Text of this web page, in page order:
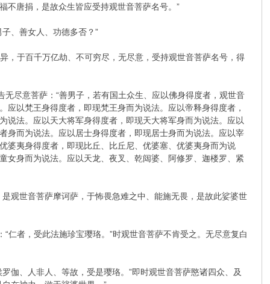
不唐捐，是故众生皆应受持观世音菩萨名号。”
、善女人、功德多否？”
于百千万亿劫、不可穷尽，无尽意，受持观世音菩萨名号，得
尽意菩萨：“善男子，若有国土众生、应以佛身得度者，观世音
以梵王身得度者，即现梵王身而为说法。应以帝释身得度者，
说法。应以天大将军身得度者，即现天大将军身而为说法。应以
身而为说法。应以居士身得度者，即现居士身而为说法。应以宰
婆夷身得度者，即现比丘、比丘尼、优婆塞、优婆夷身而为说
女身而为说法。应以天龙、夜叉、乾闼婆、阿修罗、迦楼罗、紧
世音菩萨摩诃萨，于怖畏急难之中、能施无畏，是故此娑婆世
者，受此法施珍宝璎珞。”时观世音菩萨不肯受之。无尽意复白
、人非人、等故，受是璎珞。”即时观世音菩萨愍诸四众、及